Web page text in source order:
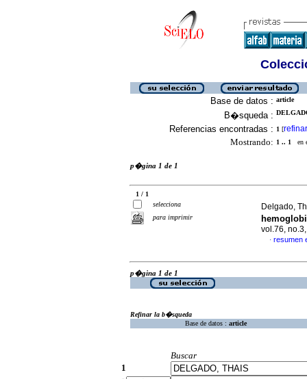
Base de datos : article
B�squeda :
Referencias encontradas : 1 [refinar
Mostrando: 1 .. 1 en
p�gina 1 de 1
1 / 1
selecciona
para imprimir
Delgado,
vol.76,
· resumen
p�gina 1 de 1
Refinar la b�squeda
Base de datos : article
Buscar
1